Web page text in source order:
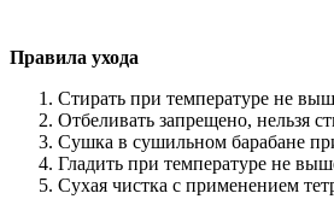
Правила ухода
Стирать при температуре не
Отбеливать запрещено, нельзя
Сушка в сушильном барабане
Гладить при температуре не
Сухая чистка с применением